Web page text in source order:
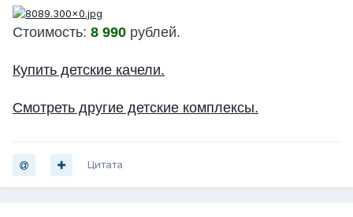
Стоимость: 8 990 рублей.
Купить детские качели.
Смотреть другие детские комплексы.
Цитата